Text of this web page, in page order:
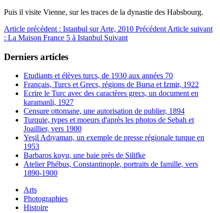
Puis il visite Vienne, sur les traces de la dynastie des Habsbourg.
Article précédent : Istanbul sur Arte, 2010 Précédent Article suivant
: La Maison France 5 à Istanbul Suivant
Derniers articles
Etudiants et élèves turcs, de 1930 aux années 70
Français, Turcs et Grecs, régions de Bursa et Izmir, 1922
Ecrire le Turc avec des caractères grecs, un document en
karamanli, 1927
Censure ottomane, une autorisation de publier, 1894
Turquie, types et moeurs d'après les photos de Sebah et
Joaillier, vers 1900
Yeşil Adıyaman, un exemple de presse régionale turque en
1953
Barbaros koyu, une baie près de Silifke
Atelier Phébus, Constantinople, portraits de famille, vers
1890-1900
Arts
Photographies
Histoire